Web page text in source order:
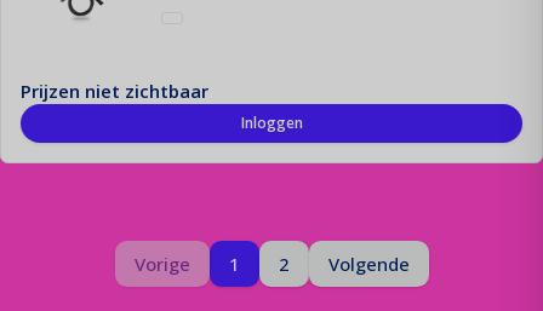
Prijzen niet zichtbaar
Inloggen
Vorige
Pagina Je bent op pagina
1 2 Volgende
Pagina